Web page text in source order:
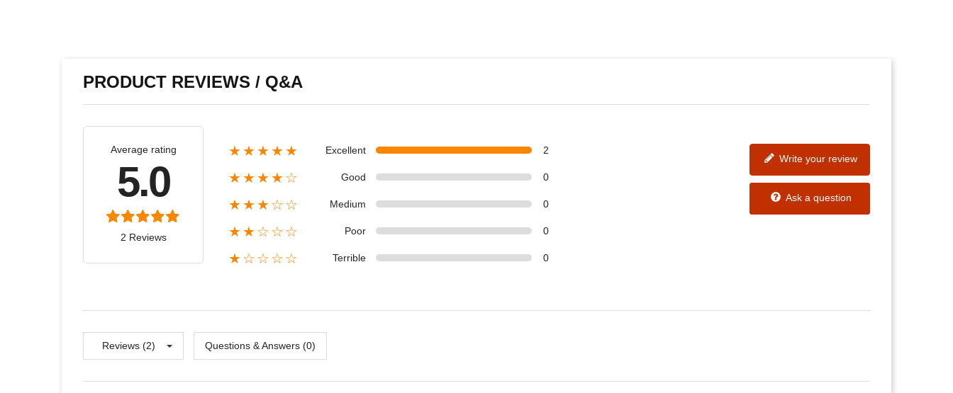
PRODUCT REVIEWS / Q&A
Average rating
5.0
2 Reviews
★★★★★ Excellent 2
★★★★☆ Good 0
★★★☆☆ Medium 0
★★☆☆☆ Poor 0
★☆☆☆☆ Terrible 0
Write your review
Ask a question
Reviews (2) Questions & Answers (0)